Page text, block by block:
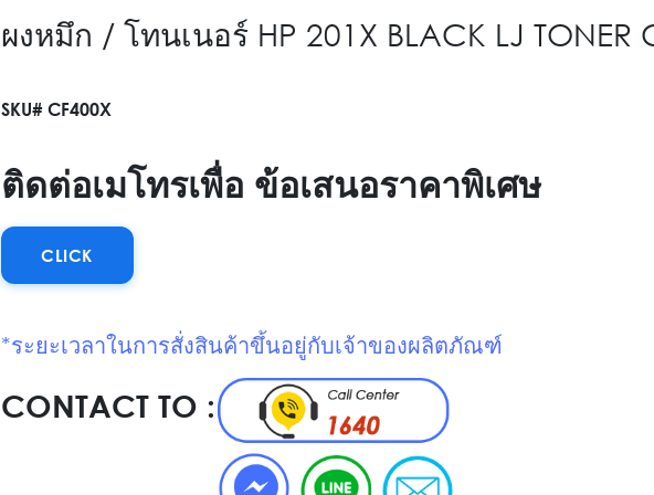
ผงหมึก / โทนเนอร์ HP 201X BLACK LJ TONER
SKU# CF400X
ติดต่อเมโทรเพื่อ ข้อเสนอราคาพิเศษ
CLICK
*ระยะเวลาในการสั่งสินค้าขึ้นอยู่กับเจ้าของผลิตภัณฑ์
CONTACT TO :